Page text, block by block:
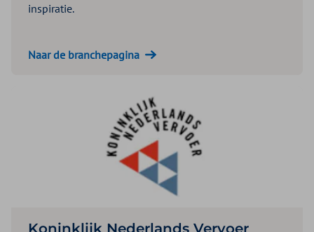
inspiratie.
Naar de branchepagina
Koninklijk Nederlands Vervoer